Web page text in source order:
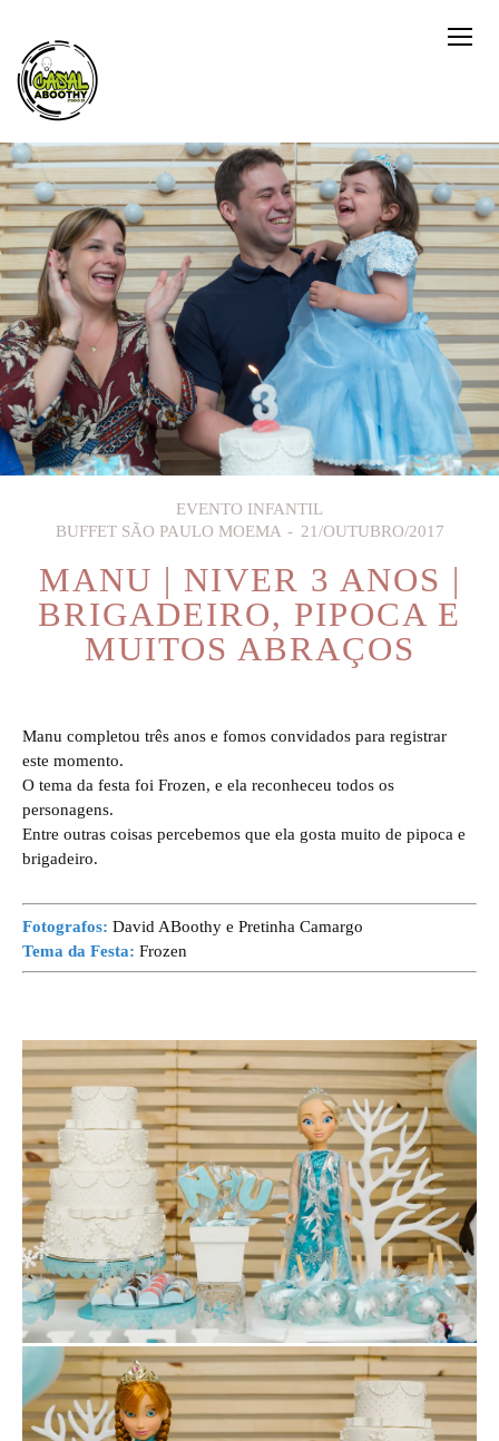
EVENTO INFANTIL
BUFFET SÃO PAULO MOEMA
21/OUTUBRO/2017
MANU | NIVER 3 ANOS |
BRIGADEIRO, PIPOCA E
MUITOS ABRAÇOS
Manu completou três anos e fomos convidados para registrar
este momento.
O tema da festa foi Frozen, e ela reconheceu todos os
personagens.
Entre outras coisas percebemos que ela gosta muito de pipoca e
brigadeiro.
Fotografos: David ABoothy e Pretinha Camargo
Tema da Festa: Frozen